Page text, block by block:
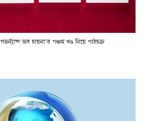
অব চায়না’র পঞ্চম খণ্ড নিয়ে পাঠচক্র